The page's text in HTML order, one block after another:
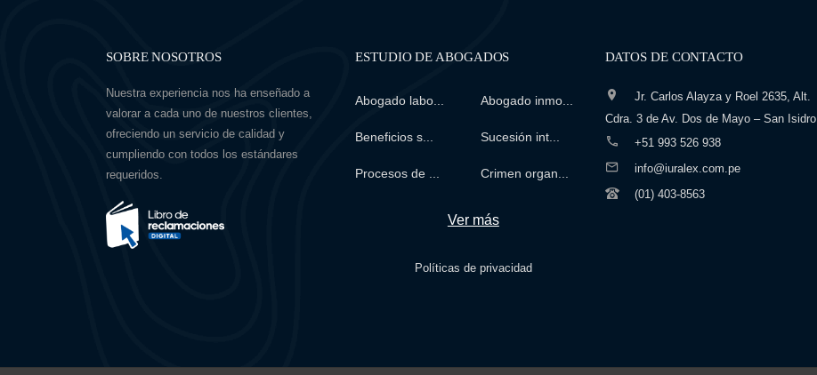
SOBRE NOSOTROS
Nuestra experiencia nos ha enseñado a
valorar a cada uno de nuestros clientes,
ofreciendo un servicio de calidad y
cumpliendo con todos los estándares
requeridos.
ESTUDIO DE ABOGADOS
Abogado labo... Abogado inmo...
Beneficios s... Sucesión int...
Procesos de ... Crimen organ...
Ver más
Políticas de privacidad
DATOS DE CONTACTO
Jr. Carlos Alayza y Roel 2635, Alt.
Cdra. 3 de Av. Dos de Mayo – San Isidro
+51 993 526 938
info@iuralex.com.pe
(01) 403-8563